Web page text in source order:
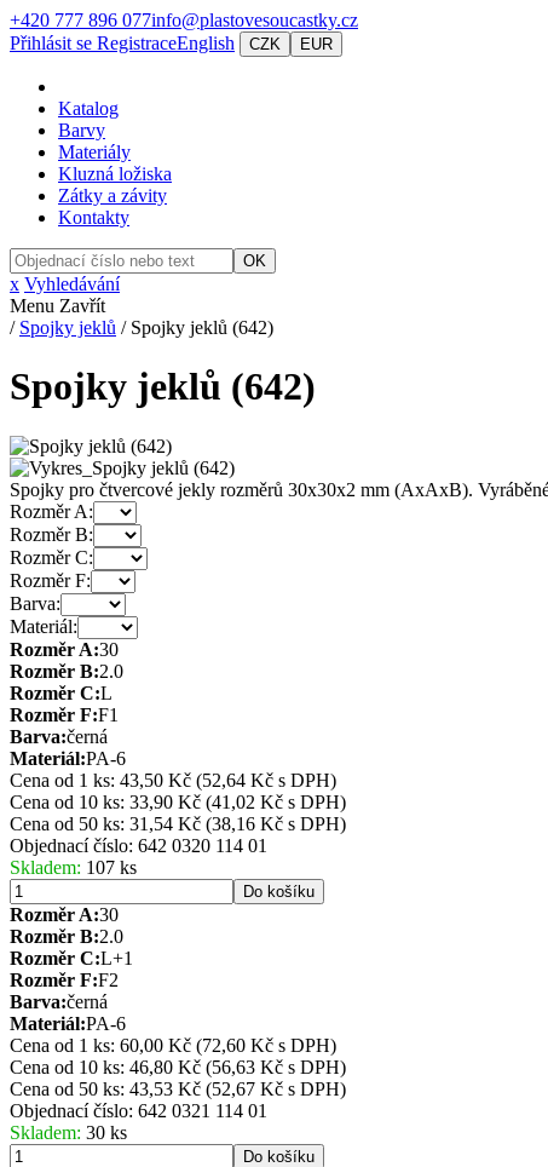
+420 777 896 077info@plastovesoucastky.cz
Přihlásit se RegistraceEnglish CZK EUR
Katalog
Barvy
Materiály
Kluzná ložiska
Zátky a závity
Kontakty
OK
x Vyhledávání
Menu Zavřít
/ Spojky jeklů /Spojky jeklů (642)
Spojky jeklů (642)
Spojky pro čtvercové jekly rozměrů 30x30x2 mm (AxAxB).
Rozměr A:
Rozměr B:
Rozměr C:
Rozměr F:
Barva:
Materiál:
Rozměr A:30
Rozměr B:2.0
Rozměr C:L
Rozměr F:F1
Barva:černá
Materiál:PA-6
Cena od 1 ks: 43,50 Kč (52,64 Kč s DPH)
Cena od 10 ks: 33,90 Kč (41,02 Kč s DPH)
Cena od 50 ks: 31,54 Kč (38,16 Kč s DPH)
Objednací číslo: 642 0320 114 01
Skladem: 107 ks
Do košíku
Rozměr A:30
Rozměr B:2.0
Rozměr C:L+1
Rozměr F:F2
Barva:černá
Materiál:PA-6
Cena od 1 ks: 60,00 Kč (72,60 Kč s DPH)
Cena od 10 ks: 46,80 Kč (56,63 Kč s DPH)
Cena od 50 ks: 43,53 Kč (52,67 Kč s DPH)
Objednací číslo: 642 0321 114 01
Skladem: 30 ks
Do košíku